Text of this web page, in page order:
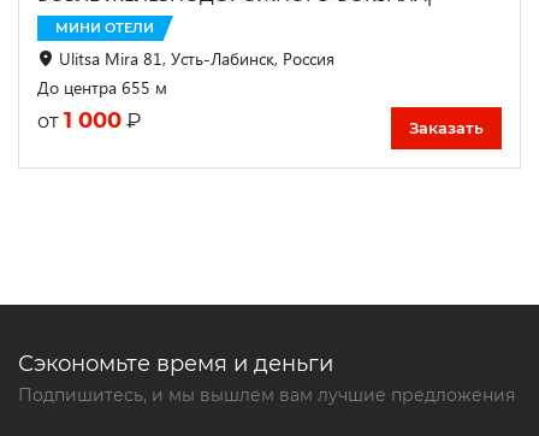
МИНИ ОТЕЛИ
Ulitsa Mira 81, Усть-Лабинск, Россия
До центра 655 м
от 1 000 ₽ Заказать
Сэкономьте время и деньги
Подпишитесь, и мы вышлем вам лучшие предложения